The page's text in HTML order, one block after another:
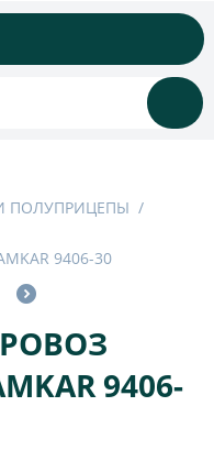
ПОЛУПРИЦЕПЫ /
9406-30
9406-